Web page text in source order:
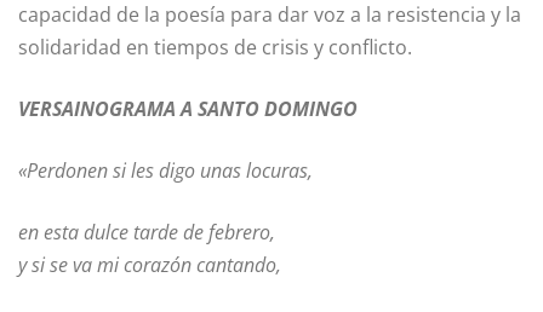
capacidad de la poesía para dar voz a la resistencia y la
solidaridad en tiempos de crisis y conflicto.
VERSAINOGRAMA A SANTO DOMINGO
«Perdonen si les digo unas locuras,
en esta dulce tarde de febrero,
y si se va mi corazón cantando,